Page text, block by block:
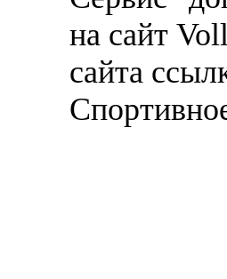
на сайт
сайта